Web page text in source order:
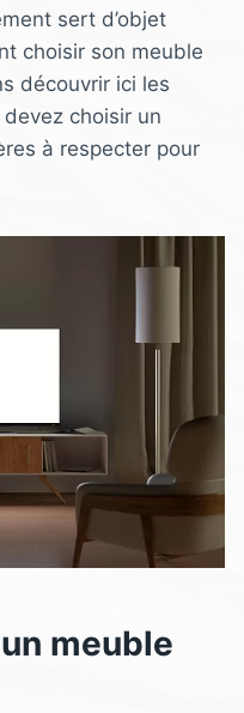
sert d’objet
choisir son meuble
découvrir ici les
choisir un
à respecter pour
meuble